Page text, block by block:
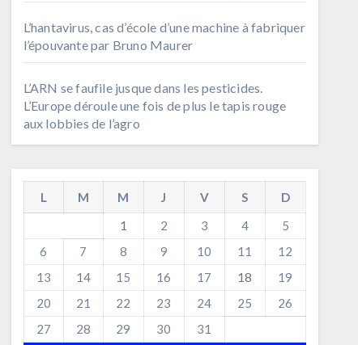
L’hantavirus, cas d’école d’une machine à fabriquer
l’épouvante par Bruno Maurer
L’ARN se faufile jusque dans les pesticides.
L’Europe déroule une fois de plus le tapis rouge
aux lobbies de l’agro
L M M J V S
D
1
2 3 4
5
6
7 8 9 10 11
12
13
14 15 16 17 18
19
20
21 22 23 24 25
26
27
28 29 30 31